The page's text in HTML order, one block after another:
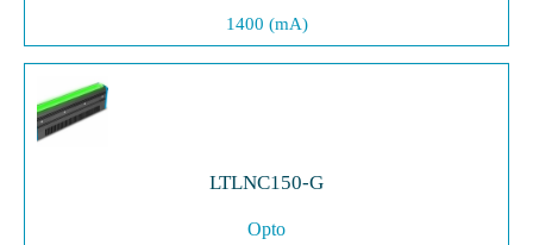
1400 (mA)
LTLNC150-G
Opto